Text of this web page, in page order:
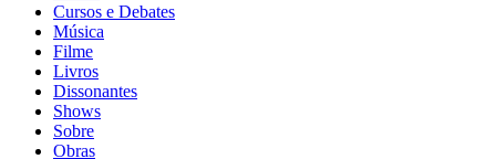
Cursos e Debates
Música
Filme
Livros
Dissonantes
Shows
Sobre
Obras